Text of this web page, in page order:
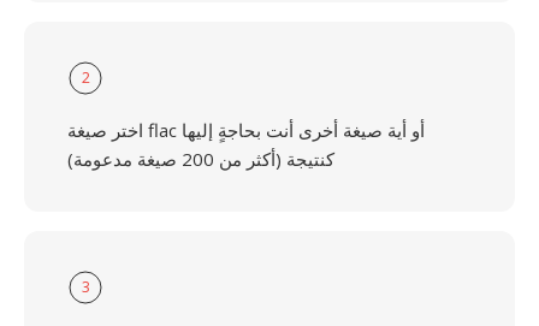
2
اختر صيغة flac أو أية صيغة أخرى أنت بحاجةٍ إليها
كنتيجة (أكثر من 200 صيغة مدعومة)
3